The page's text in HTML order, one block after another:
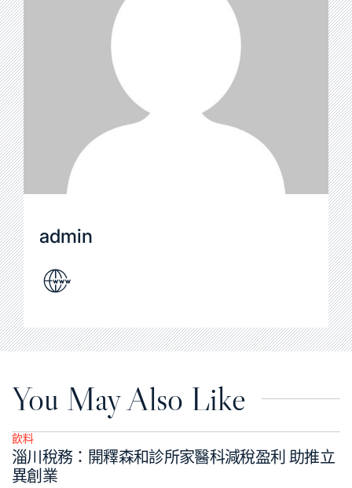
admin
You May Also Like
Posted
in
飲料
淄川稅務：開釋森和診所家醫科減稅盈利 助推立
異創業